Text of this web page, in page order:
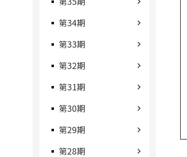
第34期
第33期
第32期
第31期
第30期
第29期
第28期